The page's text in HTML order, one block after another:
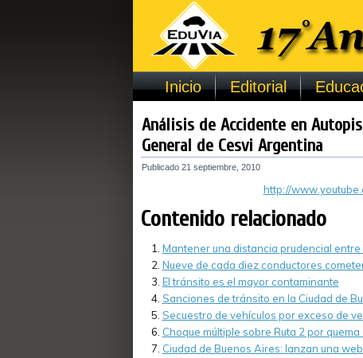
Inicio Editorial
Análisis de Accidente en
General de Cesvi Argentina
Publicado 21 septiembre, 2010
http://
Contenido relacionado
Mantener una distancia prudencial
Nueve de cada diez conductores
El tránsito es el mayor contaminante
Sanciones de tránsito en la Ciudad de
Secuestro de vehículos por exceso de
Choque múltiple sobre Ruta 2 por
Ciudad de Buenos Aires: lanzan una